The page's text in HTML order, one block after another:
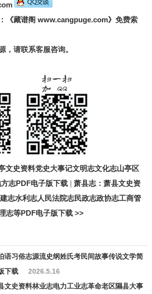
《藏谱阁 www.cangpuge.com》 免费索
，请联系客服咨询。
文史资料党史大事记文明志文化志山亭区
志PDF电子版下载 | 萧县志：萧县文史资
志水利志人民法院志民政志政协志工商管
志等PDF电子版下载>>
语习俗志源流史纲姓氏考民间故事传说文学简
下载
2026.5.16
文史资料林业志电力工业志革命老区隰县大事